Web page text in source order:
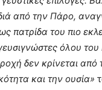
από την Πάρο,
πατρίδα του πιο
όλου
δεν κρίνεται από
και την ουσία»